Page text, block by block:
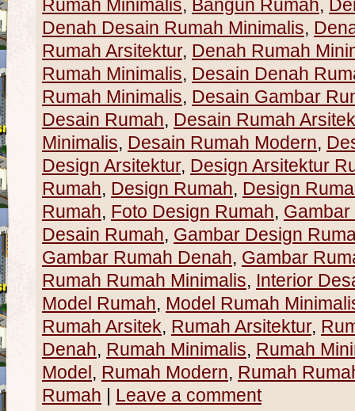
Rumah Minimalis, Bangun Rumah,
Denah Desain Rumah Minimalis,
Rumah Arsitektur, Denah Rumah
Rumah Minimalis, Desain Denah
Rumah Minimalis, Desain Gambar
Desain Rumah, Desain Rumah
Minimalis, Desain Rumah Modern,
Design Arsitektur, Design Arsitektur
Rumah, Design Rumah, Design
Rumah, Foto Design Rumah,
Desain Rumah, Gambar Design
Gambar Rumah Denah, Gambar
Rumah Rumah Minimalis, Interior
Model Rumah, Model Rumah
Rumah Arsitek, Rumah Arsitektur,
Denah, Rumah Minimalis, Rumah
Model, Rumah Modern, Rumah
Rumah | Leave a comment